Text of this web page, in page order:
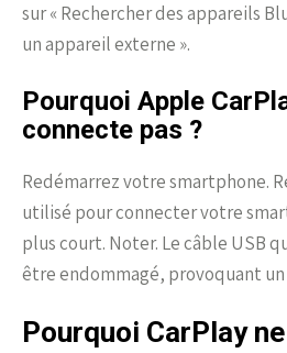
sur « Rechercher des appareils
un appareil externe ».
Pourquoi Apple
connecte pas ?
Redémarrez votre smartphone.
utilisé pour connecter votre
plus court. Noter. Le câble USB
être endommagé, provoquant
Pourquoi CarPlay